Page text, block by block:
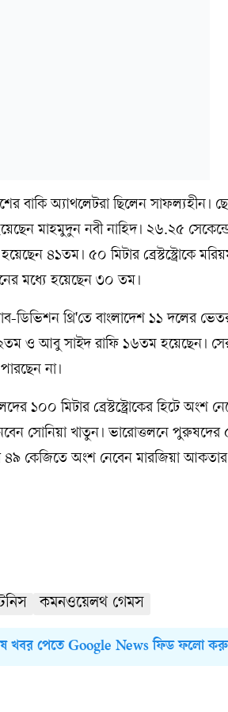
বাকি অ্যাথলেটরা ছিলেন সাফল্যহীন।
মাহমুদুন নবী নাহিদ। ২৬.২৫
৪১তম। ৫০ মিটার ব্রেস্টস্ট্রোকে
মধ্যে হয়েছেন ৩০ তম।
ডিভিশন থ্রি'তে বাংলাদেশ ১১ দলের
ও আবু সাইদ রাফি ১৬তম হয়েছেন।
না।
১০০ মিটার ব্রেস্টস্ট্রোকের হিটে অংশ
সোনিয়া খাতুন। ভারোত্তলনে
কেজিতে অংশ নেবেন মারজিয়া আকতার
কমনওয়েলথ গেমস
খবর পেতে Google News ফিড ফলো